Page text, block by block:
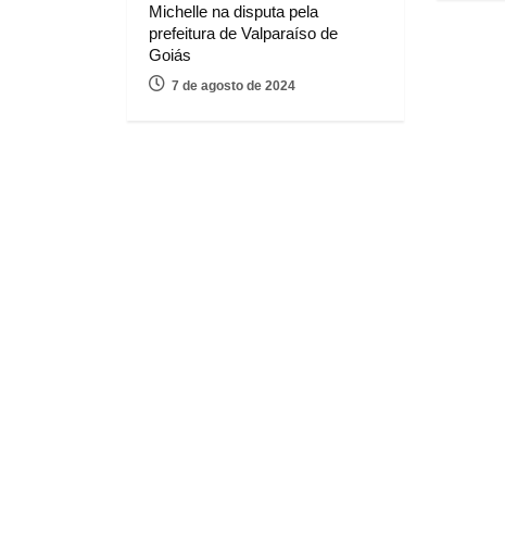
Michelle na disputa pela
prefeitura de Valparaíso de
Goiás
7 de agosto de 2024